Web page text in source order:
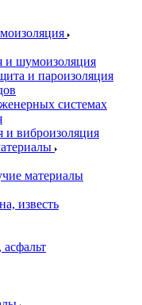
и шумоизоляция
и пароизоляция
системах
виброизоляция
материалы
известь